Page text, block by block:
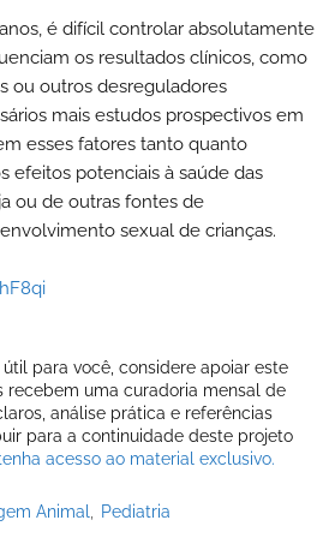
é difícil controlar absolutamente
os resultados clínicos, como
ou outros desreguladores
mais estudos prospectivos em
esses fatores tanto quanto
efeitos potenciais à saúde das
ou de outras fontes de
sexual de crianças.
para você, considere apoiar este
recebem uma curadoria mensal de
análise prática e referências
para a continuidade deste projeto
acesso ao material exclusivo.
Animal Pediatria